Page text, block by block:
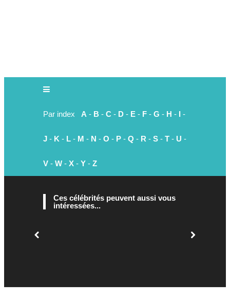
Par index A - B - C - D - E - F - G - H - I -
J - K - L - M - N - O - P - Q - R - S - T - U -
V - W - X - Y - Z
Ces célébrités peuvent aussi vous
intéressées...